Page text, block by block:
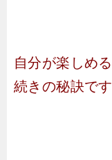
自分が楽しめ
続きの秘訣です